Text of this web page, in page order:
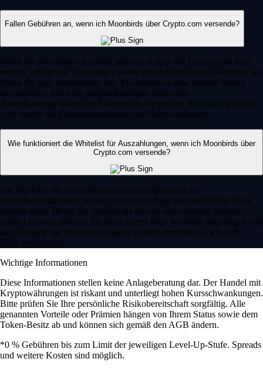
Fallen Gebühren an, wenn ich Moonbirds über Crypto.com versende?
Wenn Sie Moonbirds an einen anderen Nutzer der Crypto.com App
senden, erfolgt die Transaktion sofort und es fallen keine Gebühren an.
Wenn Sie sich entscheiden, Ihre Moonbirds an eine externe Wallet
auszuzahlen, fallen die standardmäßigen Netzwerk-
Auszahlungsgebühren an. Überprüfen Sie vor der Bestätigung in der
App immer die Transaktionsdetails und Netzwerkkosten.
Wie funktioniert die Whitelist für Auszahlungen, wenn ich Moonbirds über
Crypto.com versende?
Die Whitelist für Auszahlungen ist eine obligatorische
Sicherheitsmaßnahme in der Crypto.com App, die dem Schutz Ihres
Kontos dient. Bevor Sie Moonbirds an eine neue externe Adresse
senden können, müssen Sie diese zuerst Ihrer Whitelist hinzufügen und
den Vorgang mit Ihrer bevorzugten Sicherheitsmethode, wie z. B.
2FA, verifizieren.
Wichtige Informationen
Diese Informationen stellen keine Anlageberatung dar. Der Handel mit
Kryptowährungen ist riskant und unterliegt hohen Kursschwankungen.
Bitte prüfen Sie Ihre persönliche Risikobereitschaft sorgfältig. Alle
genannten Vorteile oder Prämien hängen von Ihrem Status sowie dem
Token-Besitz ab und können sich gemäß den AGB ändern.
*0 % Gebühren bis zum Limit der jeweiligen Level-Up-Stufe. Spreads
und weitere Kosten sind möglich.